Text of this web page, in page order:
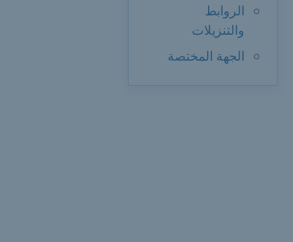
الروابط
والتنزيلات
الجهة المختصة